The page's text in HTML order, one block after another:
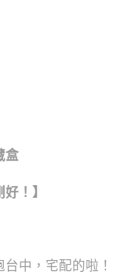
盒
！】
中，宅配的啦！